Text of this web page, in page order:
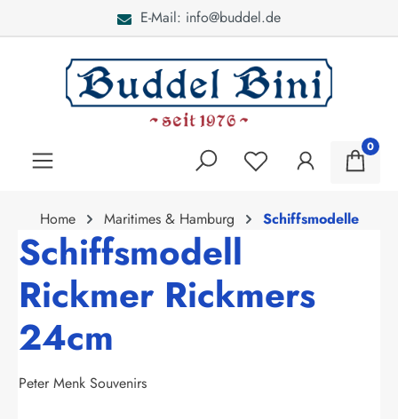
Bei Fragen: 040
0
Home Maritimes & Hamburg Schiffsmodelle
Schiffsmodell
Rickmer Rickmers
24cm
Peter Menk Souvenirs